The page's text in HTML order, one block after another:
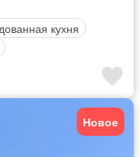
кухня
Новое